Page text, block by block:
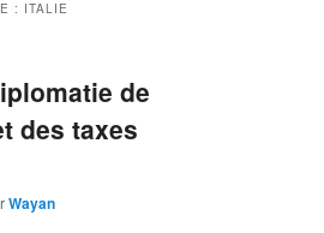
: ITALIE
de
des taxes
Wayan